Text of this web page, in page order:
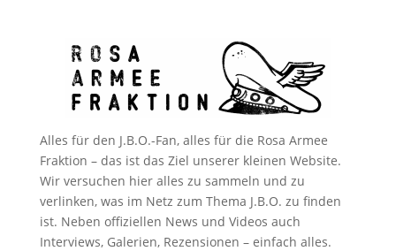
Alles für den J.B.O.-Fan, alles für die Rosa Armee
Fraktion – das ist das Ziel unserer kleinen Website.
Wir versuchen hier alles zu sammeln und zu
verlinken, was im Netz zum Thema J.B.O. zu finden
ist. Neben offiziellen News und Videos auch
Interviews, Galerien, Rezensionen – einfach alles.